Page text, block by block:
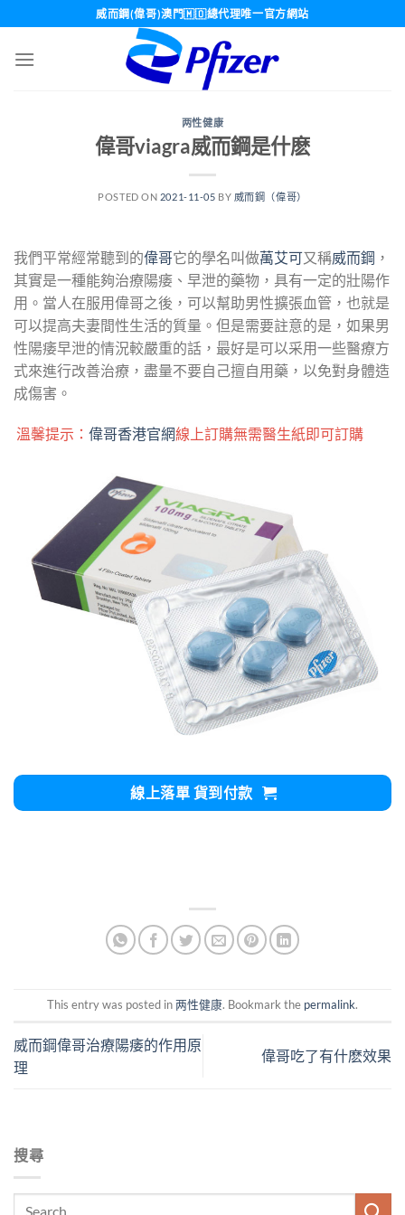
content
威而鋼(偉哥)澳門🇲🇴總代理唯一官方網站
两性健康
偉哥viagra威而鋼是什麽
POSTED ON 2021-11-05 BY 威而鋼（偉哥）
我們平常經常聽到的偉哥它的學名叫做萬艾可又稱威而鋼 ，
其實是一種能夠治療陽痿、早泄的藥物，具有一定的壯陽作
用。當人在服用偉哥之後，可以幫助男性擴張血管，也就是
可以提高夫妻間性生活的質量。但是需要註意的是，如果男
性陽痿早泄的情況較嚴重的話，最好是可以采用一些醫療方
式來進行改善治療，盡量不要自己擅自用藥，以免對身體造
成傷害。
溫馨提示： 偉哥香港官網線上訂購無需醫生紙即可訂購
線上落單 貨到付款
This entry was posted in两性健康. Bookmark the permalink.
威而鋼偉哥治療陽痿的作用原
理
偉哥吃了有什麽效果
搜尋